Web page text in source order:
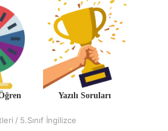
Yazılı Soruları
/ 5.Sınıf İngilizce